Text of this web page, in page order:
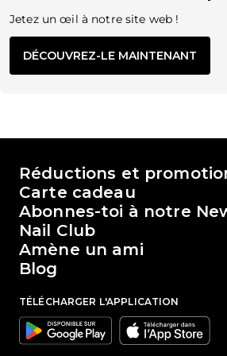
Jetez un œil à notre site web !
DÉCOUVREZ-LE MAINTENANT
Le monde de Passione
Réductions et
Carte cadeau
Abonnes-toi à notre
Nail Club
Amène un ami
Blog
TÉLÉCHARGER L'APPLICATION
Google Apple